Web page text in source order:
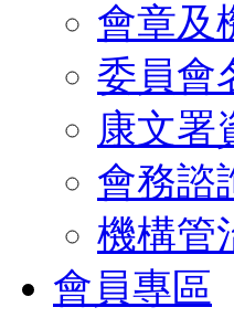
會章及
委員會
康文署
會務諮
機構管
會員專區